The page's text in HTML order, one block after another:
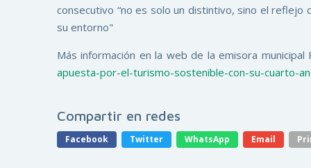
consecutivo “no es solo un distintivo, sino el
su entorno"
Más información en la web de la emisora municipal
apuesta-por-el-turismo-sostenible-con-su-cuarto-
Compartir en redes
Facebook Twitter WhatsApp Email